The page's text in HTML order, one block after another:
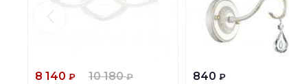
8 140 ₽ 10 180₽ 840 ₽